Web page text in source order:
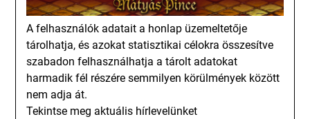
A felhasználók adatait a honlap üzemeltetője
tárolhatja, és azokat statisztikai célokra összesítve
szabadon felhasználhatja a tárolt adatokat
harmadik fél részére semmilyen körülmények között
nem adja át.
Tekintse meg aktuális hírlevelünket